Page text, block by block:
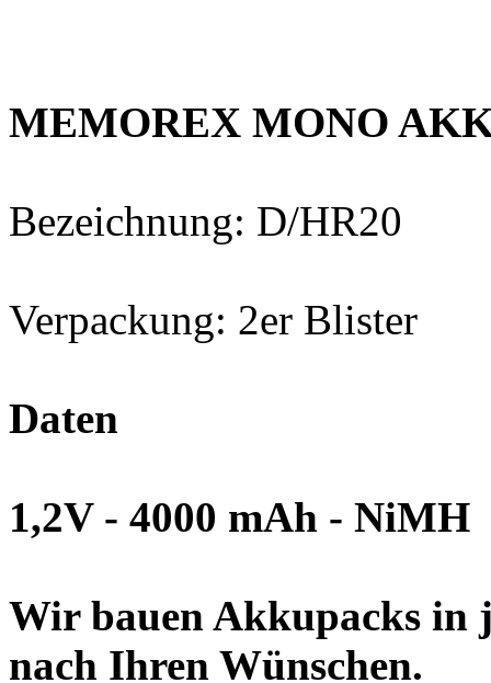
MEMOREX MONO
Bezeichnung: D/HR20
Verpackung: 2er Blister
Daten
1,2V - 4000 mAh - NiMH
Wir bauen Akkupacks in
nach Ihren Wünschen.